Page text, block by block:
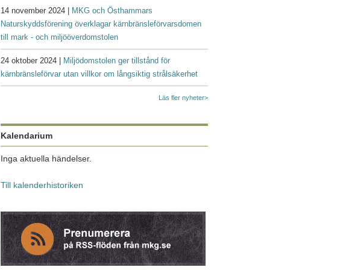
14 november 2024 |
MKG och Östhammars
Naturskyddsförening överklagar kärnbränsleförvarsdomen
till mark - och miljööverdomstolen
24 oktober 2024 |
Miljödomstolen ger tillstånd för
kärnbränsleförvar utan villkor om långsiktig strålsäkerhet
Läs fler nyheter>
Kalendarium
Inga aktuella händelser.
Till kalenderhistoriken